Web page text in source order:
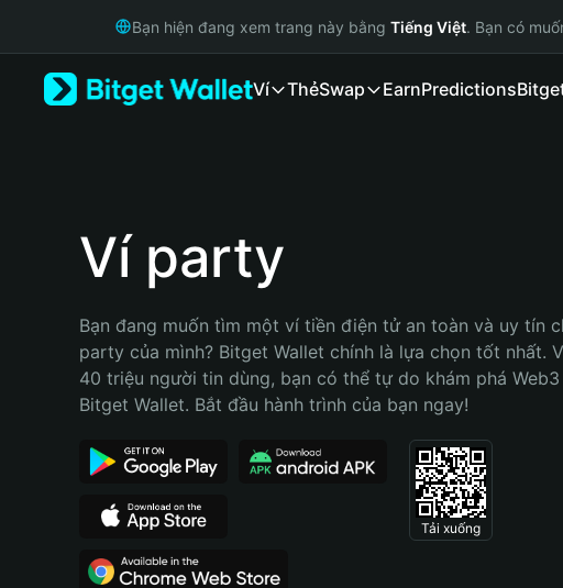
Русский
Bahasa Indonesia
Português (Brasil)
Bạn hiện đang xem trang này bằng Tiếng Việt. Bạn có
Ví ThẻSwap EarnPredictions
Ví party
Bạn đang muốn tìm một ví tiền điện tử an toàn và uy tín
party của mình? Bitget Wallet chính là lựa chọn tốt nhất.
40 triệu người tin dùng, bạn có thể tự do khám phá
Bitget Wallet. Bắt đầu hành trình của bạn ngay!
Tải xuống